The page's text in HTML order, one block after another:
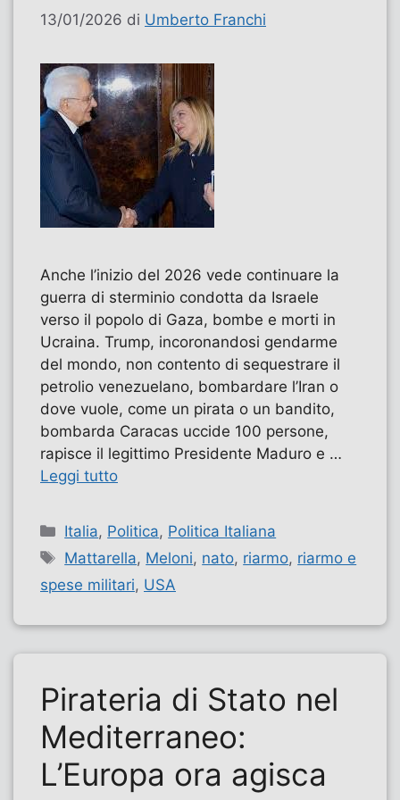
13/01/2026 di Umberto Franchi
Anche l’inizio del 2026 vede continuare la
guerra di sterminio condotta da Israele
verso il popolo di Gaza, bombe e morti in
Ucraina. Trump, incoronandosi gendarme
del mondo, non contento di sequestrare il
petrolio venezuelano, bombardare l’Iran o
dove vuole, come un pirata o un bandito,
bombarda Caracas uccide 100 persone,
rapisce il legittimo Presidente Maduro e …
Leggi tutto
Categorie
Italia, Politica, Politica Italiana
Tag
Mattarella, Meloni, nato, riarmo, riarmo e
spese militari, USA
Pirateria di Stato nel
Mediterraneo:
L’Europa ora agisca